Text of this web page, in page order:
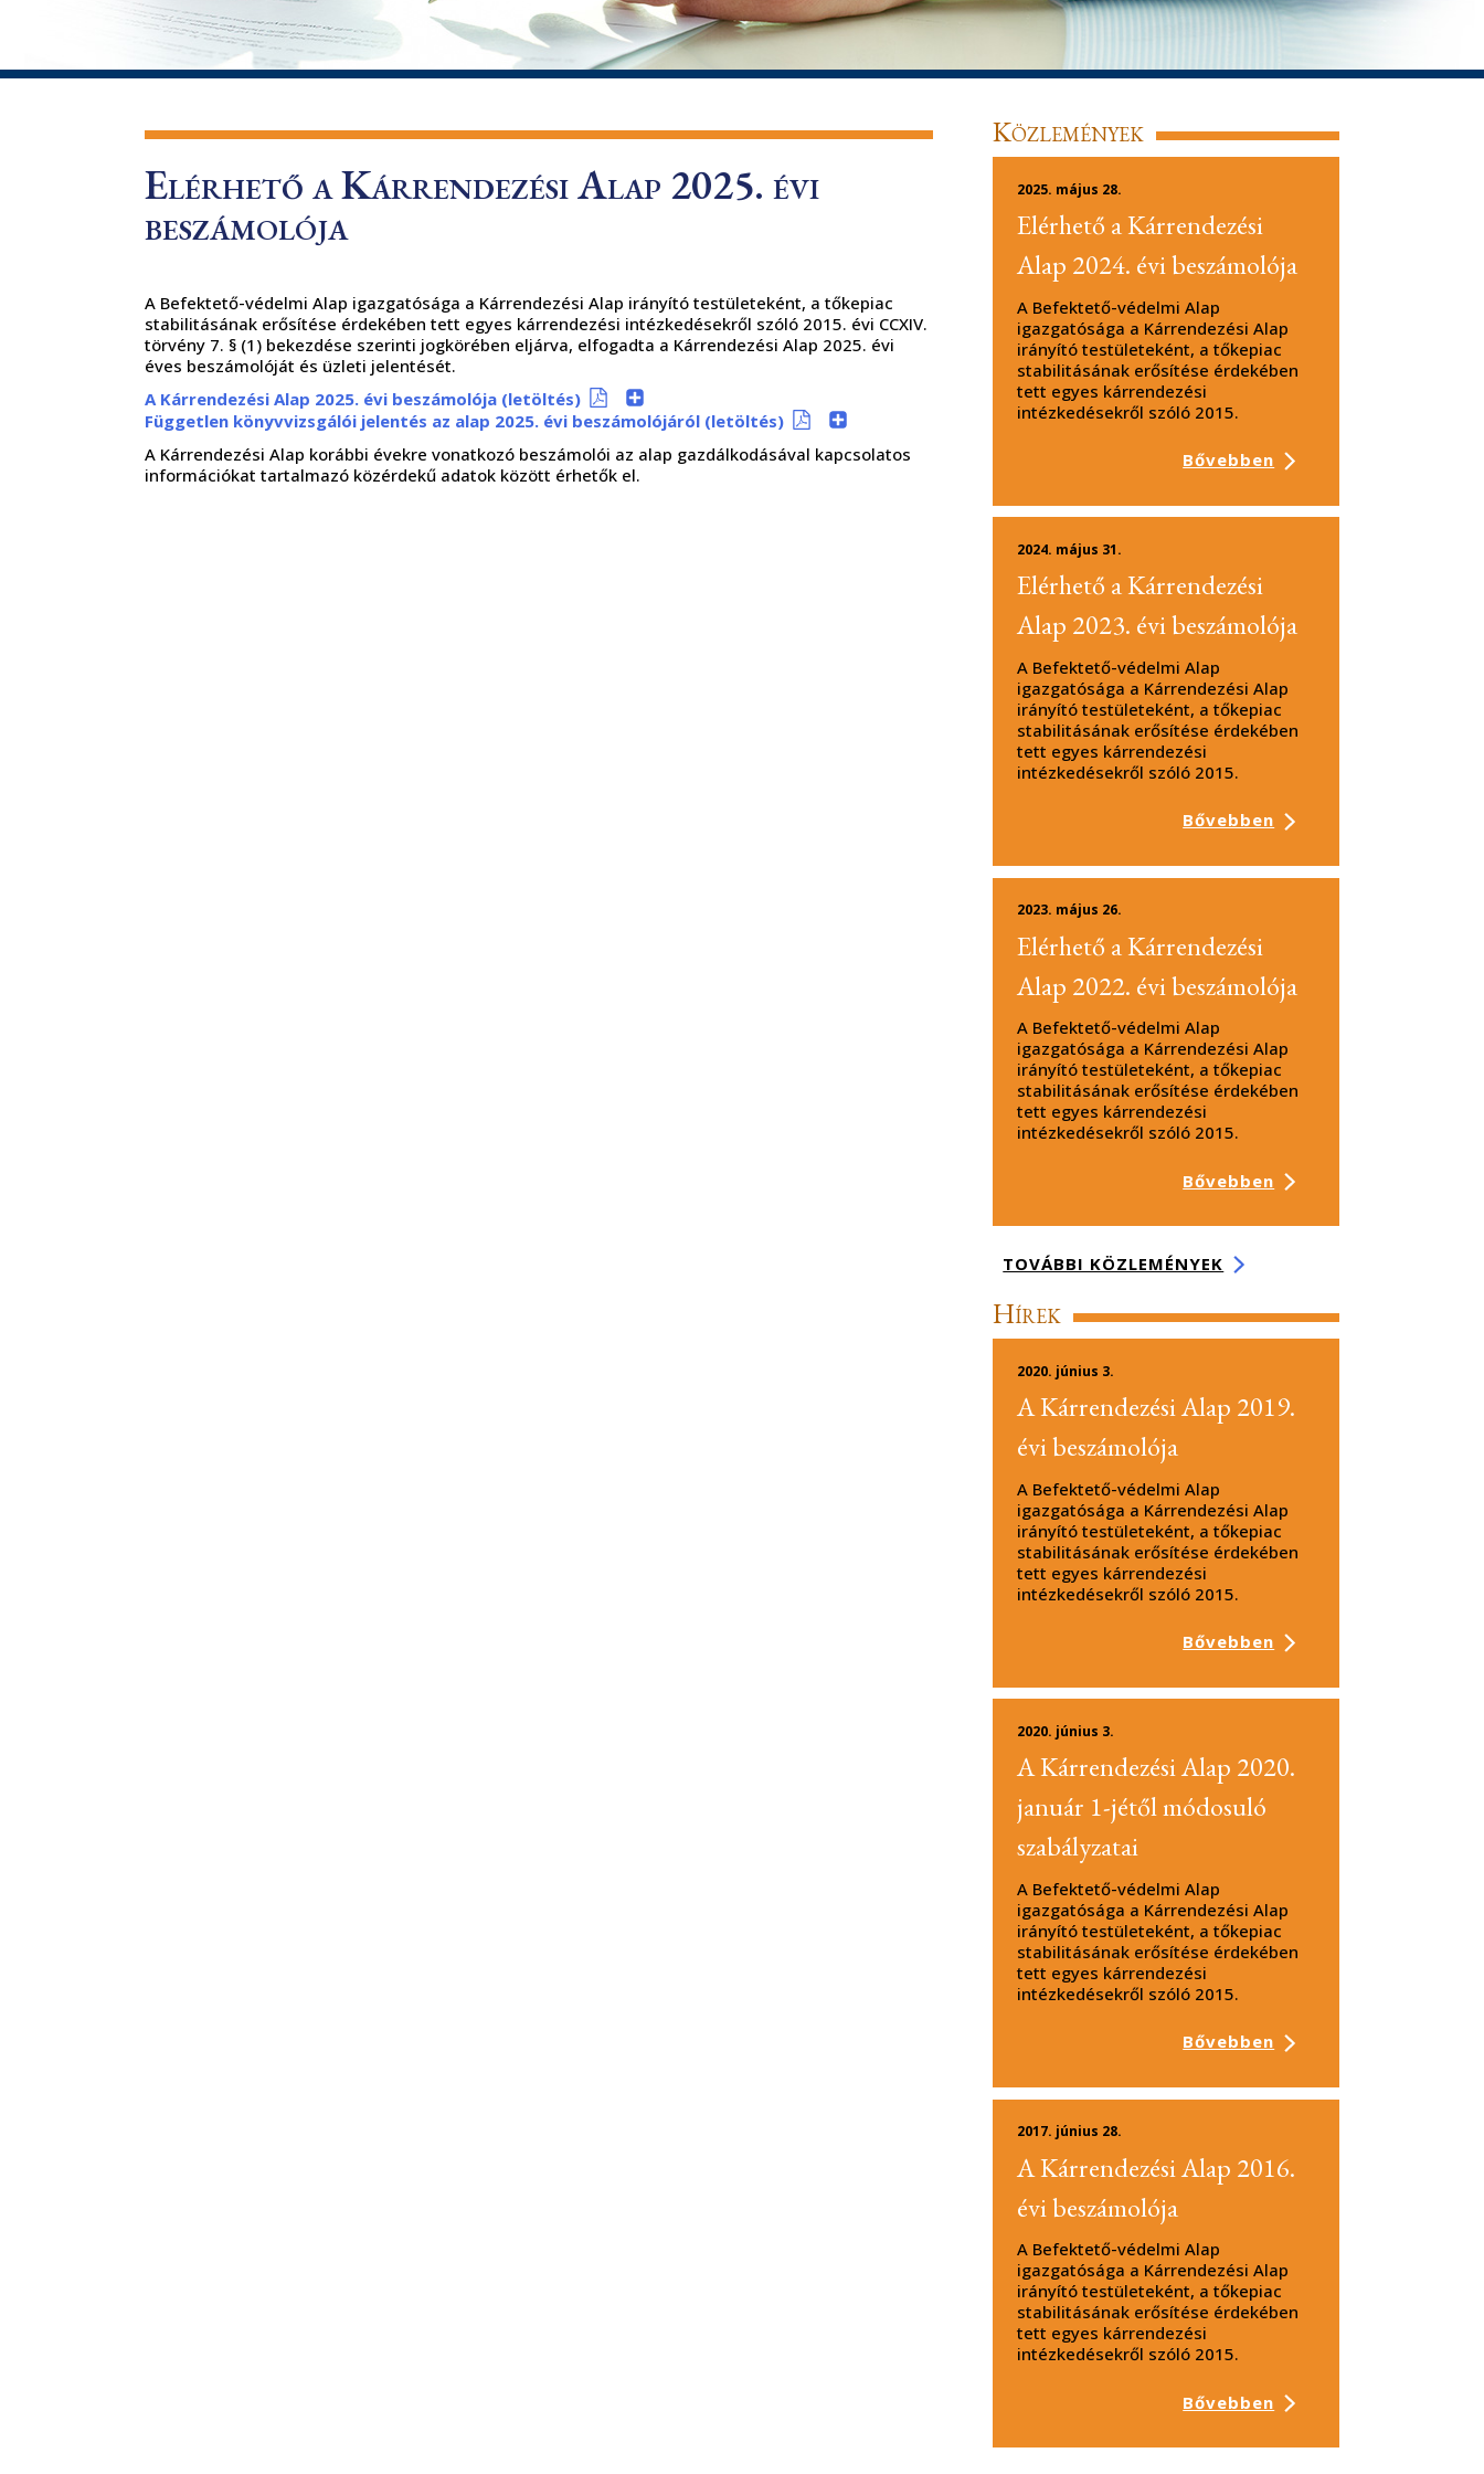
Elérhető a Kárrendezési Alap 2025. évi
beszámolója
A Befektető-védelmi Alap igazgatósága a Kárrendezési Alap irányító testületeként, a tőkepiac
stabilitásának erősítése érdekében tett egyes kárrendezési intézkedésekről szóló 2015. évi CCXIV.
törvény 7. § (1) bekezdése szerinti jogkörében eljárva, elfogadta a Kárrendezési Alap 2025. évi
éves beszámolóját és üzleti jelentését.
A Kárrendezési Alap 2025. évi beszámolója (letöltés)
Független könyvvizsgálói jelentés az alap 2025. évi beszámolójáról (letöltés)
A Kárrendezési Alap korábbi évekre vonatkozó beszámolói az alap gazdálkodásával kapcsolatos
információkat tartalmazó közérdekű adatok között érhetők el.
Közlemények
Elérhető a Kárrendezési
Alap 2024. évi beszámolója
2025. május 28.
A Befektető-védelmi Alap
igazgatósága a Kárrendezési Alap
irányító testületeként, a tőkepiac
stabilitásának erősítése érdekében
tett egyes kárrendezési
intézkedésekről szóló 2015.
Bővebben
Elérhető a Kárrendezési
Alap 2023. évi beszámolója
2024. május 31.
A Befektető-védelmi Alap
igazgatósága a Kárrendezési Alap
irányító testületeként, a tőkepiac
stabilitásának erősítése érdekében
tett egyes kárrendezési
intézkedésekről szóló 2015.
Bővebben
Elérhető a Kárrendezési
Alap 2022. évi beszámolója
2023. május 26.
A Befektető-védelmi Alap
igazgatósága a Kárrendezési Alap
irányító testületeként, a tőkepiac
stabilitásának erősítése érdekében
tett egyes kárrendezési
intézkedésekről szóló 2015.
Bővebben
TOVÁBBI KÖZLEMÉNYEK
Hírek
A Kárrendezési Alap 2019.
évi beszámolója
2020. június 3.
A Befektető-védelmi Alap
igazgatósága a Kárrendezési Alap
irányító testületeként, a tőkepiac
stabilitásának erősítése érdekében
tett egyes kárrendezési
intézkedésekről szóló 2015.
Bővebben
A Kárrendezési Alap 2020.
január 1-jétől módosuló
szabályzatai
2020. június 3.
A Befektető-védelmi Alap
igazgatósága a Kárrendezési Alap
irányító testületeként, a tőkepiac
stabilitásának erősítése érdekében
tett egyes kárrendezési
intézkedésekről szóló 2015.
Bővebben
A Kárrendezési Alap 2016.
évi beszámolója
2017. június 28.
A Befektető-védelmi Alap
igazgatósága a Kárrendezési Alap
irányító testületeként, a tőkepiac
stabilitásának erősítése érdekében
tett egyes kárrendezési
intézkedésekről szóló 2015.
Bővebben